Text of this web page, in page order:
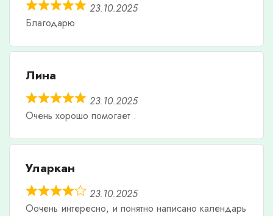
23.10.2025
Благодарю
Лина
23.10.2025
Очень хорошо помогает .
Уларкан
23.10.2025
Оочень интересно, и понятно написано календарь